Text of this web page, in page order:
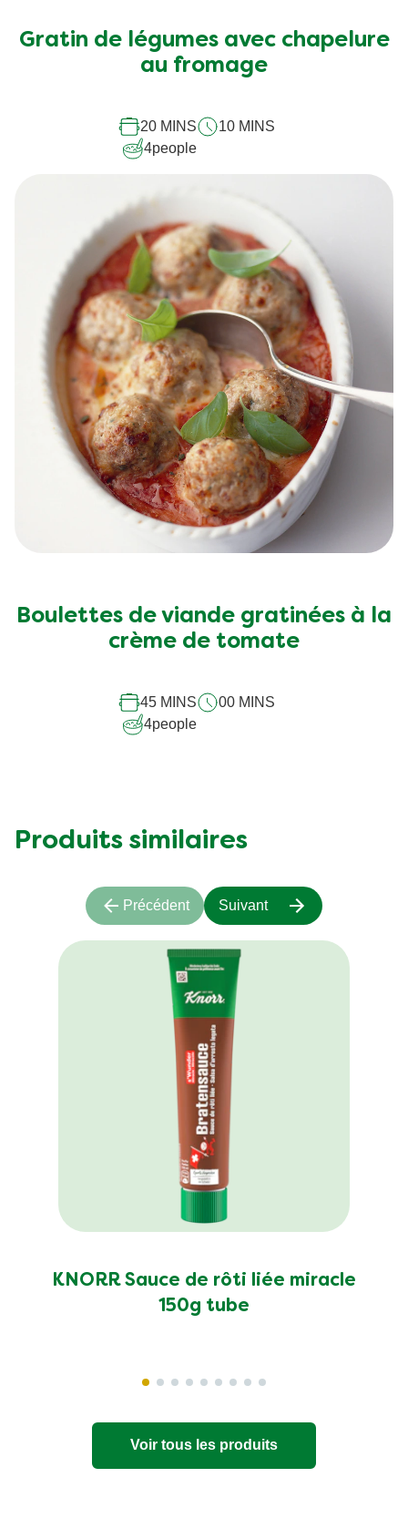
Gratin de légumes avec chapelure
au fromage
20 MINS
10 MINS
4people
Boulettes de viande gratinées à la
crème de tomate
45 MINS
00 MINS
4people
Produits similaires
KNORR Sauce de rôti liée miracle
150g tube
Précédent Suivant
Voir tous les produits